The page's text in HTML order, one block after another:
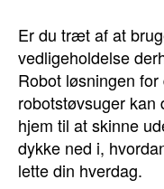
Er du træt af at
vedligeholdelse
Robot løsningen
robotstøvsuger
hjem til at skinne
dykke ned i,
lette din hverdag.